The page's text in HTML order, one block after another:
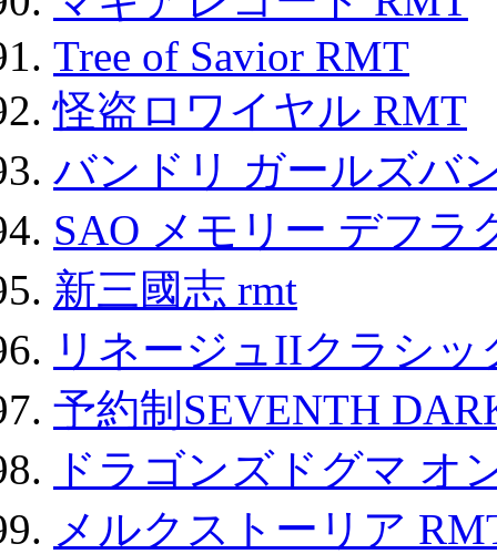
Tree of Savior RMT
怪盗ロワイヤル RMT
バンドリ ガールズバ
SAO メモリー デフラ
新三國志 rmt
リネージュIIクラシ
予約制SEVENTH
ドラゴンズドグマ オ
メルクストーリア